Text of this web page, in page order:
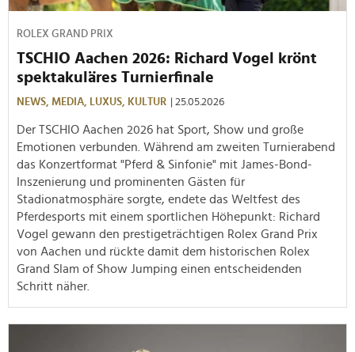
ROLEX GRAND PRIX
TSCHIO Aachen 2026: Richard Vogel krönt
spektakuläres Turnierfinale
NEWS, MEDIA, LUXUS, KULTUR | 25.05.2026
Der TSCHIO Aachen 2026 hat Sport, Show und große
Emotionen verbunden. Während am zweiten Turnierabend
das Konzertformat "Pferd & Sinfonie" mit James-Bond-
Inszenierung und prominenten Gästen für
Stadionatmosphäre sorgte, endete das Weltfest des
Pferdesports mit einem sportlichen Höhepunkt: Richard
Vogel gewann den prestigeträchtigen Rolex Grand Prix
von Aachen und rückte damit dem historischen Rolex
Grand Slam of Show Jumping einen entscheidenden
Schritt näher.